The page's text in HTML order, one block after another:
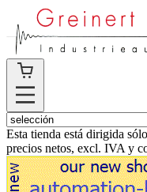
Esta tienda está dirigida
precios netos, excl. IVA y